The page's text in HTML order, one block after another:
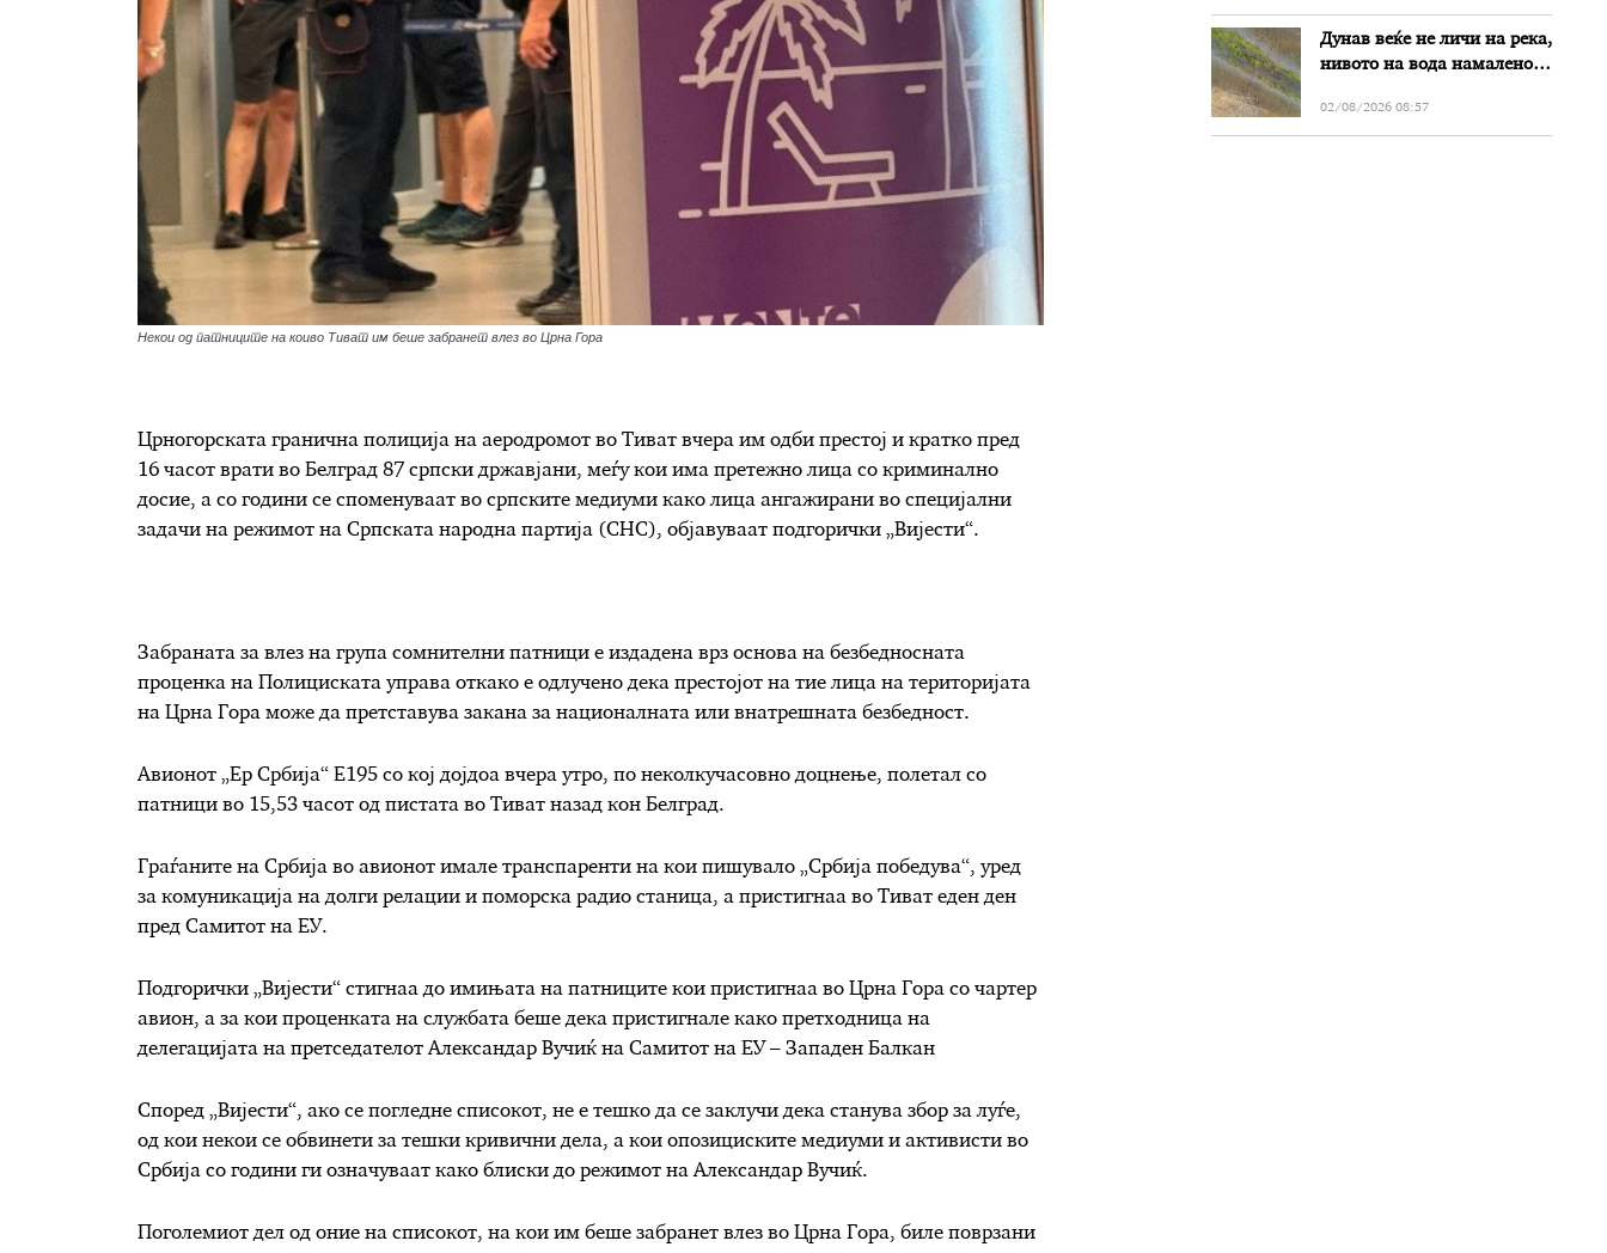
Некои од патниците на коиво Тиват им беше забранет влез во Црна Гора
Црногорската гранична полиција на аеродромот во Тиват вчера им одби престој и кратко пред
16 часот врати во Белград 87 српски државјани, меѓу кои има претежно лица со криминално
досие, а со години се споменуваат во српските медиуми како лица ангажирани во специјални
задачи на режимот на Српската народна партија (СНС), објавуваат подгорички „Вијести“.
Забраната за влез на група сомнителни патници е издадена врз основа на безбедносната
проценка на Полициската управа откако е одлучено дека престојот на тие лица на територијата
на Црна Гора може да претставува закана за националната или внатрешната безбедност.
Авионот „Ер Србија“ Е195 со кој дојдоа вчера утро, по неколкучасовно доцнење, полетал со
патници во 15,53 ​​часот од пистата во Тиват назад кон Белград.
Граѓаните на Србија во авионот имале транспаренти на кои пишувало „Србија победува“, уред
за комуникација на долги релации и поморска радио станица, а пристигнаа во Тиват еден ден
пред Самитот на ЕУ.
Подгорички „Вијести“ стигнаа до имињата на патниците кои пристигнаа во Црна Гора со чартер
авион, а за кои проценката на службата беше дека пристигнале како претходница на
делегацијата на претседателот Александар Вучиќ на Самитот на ЕУ – Западен Балкан
Според „Вијести“, ако се погледне списокот, не е тешко да се заклучи дека станува збор за луѓе,
од кои некои се обвинети за тешки кривични дела, а кои опозициските медиуми и активисти во
Србија со години ги означуваат како блиски до режимот на Александар Вучиќ.
Поголемиот дел од оние на списокот, на кои им беше забранет влез во Црна Гора, биле поврзани
Дунав веќе не личи на река,
нивото на вода намалено
Бугарија
02/08/2026 08:57